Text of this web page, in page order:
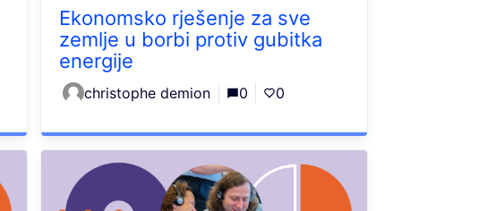
Ekonomsko rješenje za sve
zemlje u borbi protiv gubitka
energije
christophe demion 0 0